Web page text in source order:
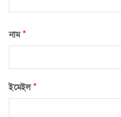
নাম*
ইমেইল*